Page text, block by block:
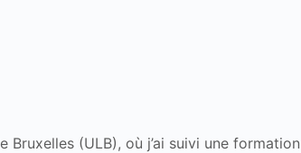
(ULB), où j’ai suivi une